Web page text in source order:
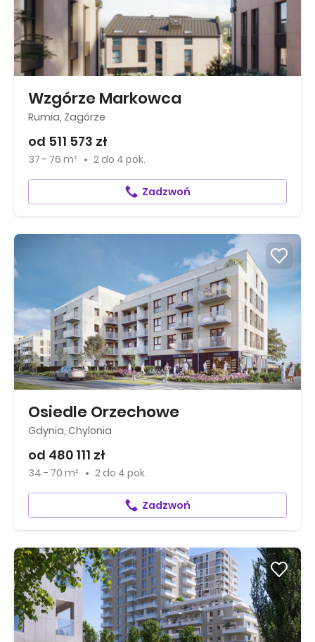
Wzgórze Markowca
Rumia, Zagórze
od 511 573 zł
37 - 76 m² 2 do 4 pok.
Zadzwoń
Osiedle Orzechowe
Gdynia, Chylonia
od 480 111 zł
34 - 70 m² 2 do 4 pok.
Zadzwoń